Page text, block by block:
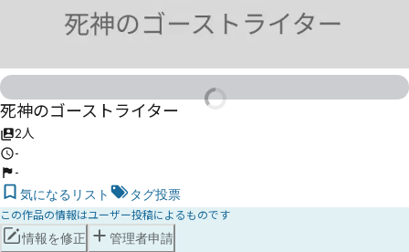
死神のゴーストライター
2人
-
-
気になるリスト タグ投票
この作品の情報はユーザー投稿によるものです
情報を修正 管理者申請